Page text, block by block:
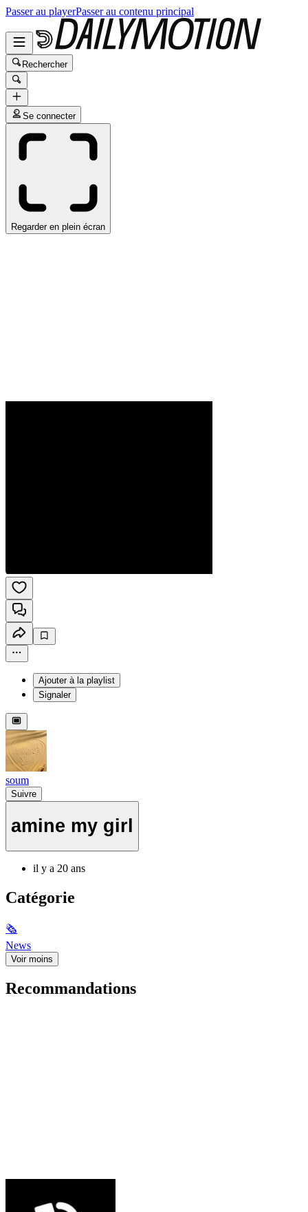
Passer au playerPasser au contenu principal
Rechercher
Se connecter
Regarder en plein écran
Ajouter à la playlist
Signaler
soum
Suivre
amine my girl
il y a 20 ans
Catégorie
🗞
News
Voir moins
Recommandations